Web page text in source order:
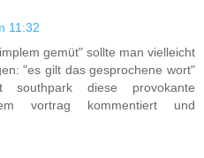
11:32
gemüt" sollte man vielleicht
"es gilt das gesprochene wort"
diese provokante
vortrag kommentiert und